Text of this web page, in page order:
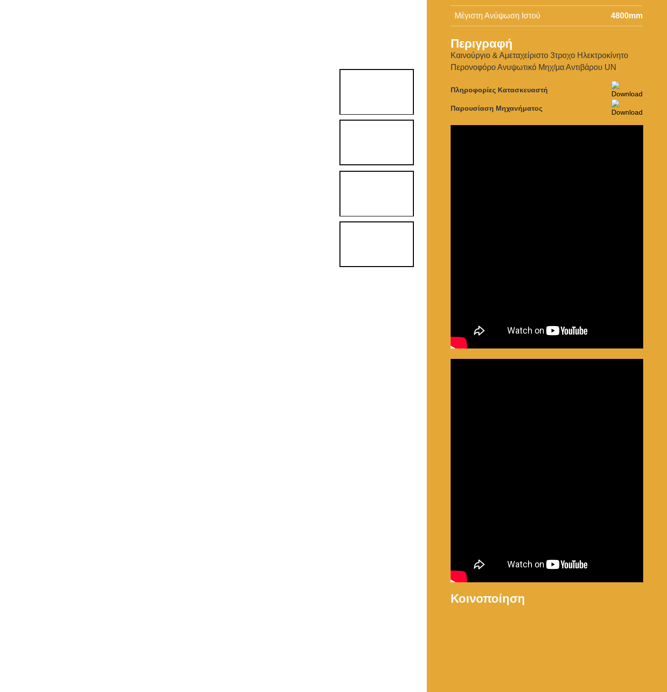
Μέγιστη Ανύψωση Ιστού 4800mm
Περιγραφή
Καινούργιο & Αμεταχείριστο 3τροχο Ηλεκτροκίνητο
Περονοφόρο Ανυψωτικό Μηχ/μα Αντιβάρου UN
Πληροφορίες Κατασκευαστή
Παρουσίαση Μηχανήματος
Κοινοποίηση